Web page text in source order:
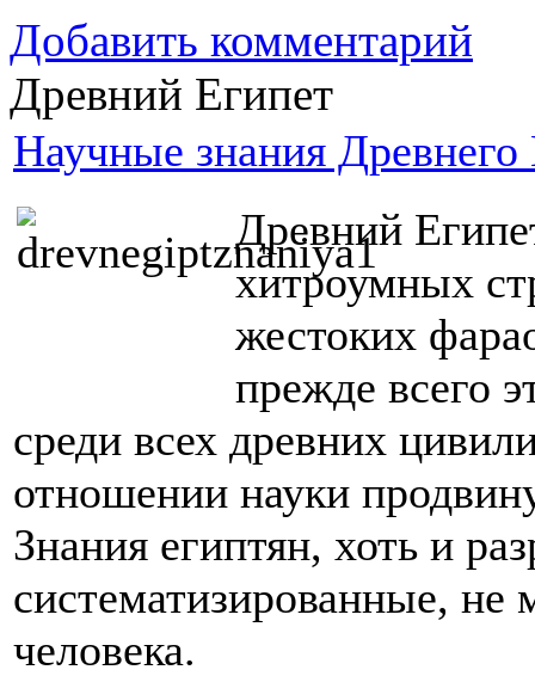
Добавить комментарий
Древний Египет
Научные знания Древнего
Древний
хитроумных
жестоких
прежде всего
среди всех древних
отношении науки
Знания египтян, хоть и
систематизированные, не
человека.